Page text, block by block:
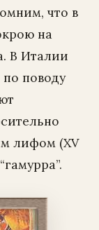
что в
на
В Италии
по поводу
лифом (XV